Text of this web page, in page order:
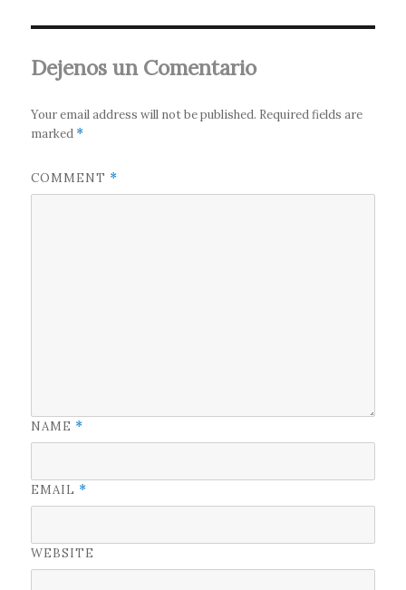
Dejenos un Comentario
Your email address will not be published. Required fields are
marked *
COMMENT *
NAME *
EMAIL *
WEBSITE